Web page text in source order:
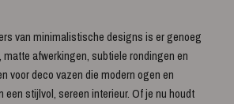
van minimalistische designs is er genoeg
matte afwerkingen, subtiele rondingen en
voor deco vazen die modern ogen en
een stijlvol, sereen interieur. Of je nu houdt